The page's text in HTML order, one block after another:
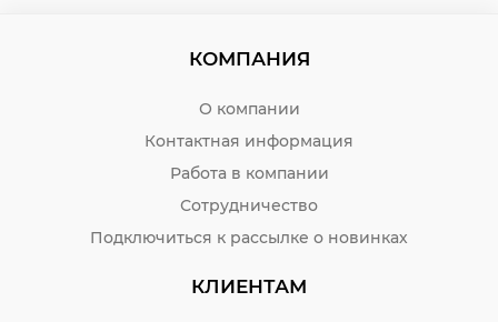
КОМПАНИЯ
О компании
Контактная информация
Работа в компании
Сотрудничество
Подключиться к рассылке о новинках
КЛИЕНТАМ